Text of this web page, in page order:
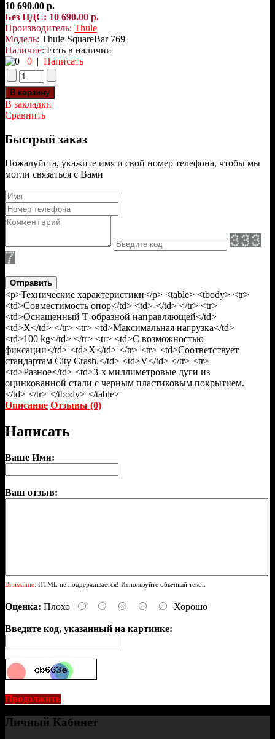
10 690.00 р.
Без НДС: 10 690.00 р.
Производитель: Thule
Модель: Thule SquareBar 769
Наличие: Есть в наличии
0 | Написать
В закладки
Сравнить
Быстрый заказ
Пожалуйста, укажите имя и свой номер телефона, чтобы мы
могли связаться с Вами
Отправить
<p>Технические характеристики</p> <table> <tbody> <tr>
<td>Совместимость опор</td> <td>-</td> </tr> <tr>
<td>Оснащенный Т-образной направляющей</td>
<td>X</td> </tr> <tr> <td>Максимальная нагрузка</td>
<td>100 kg</td> </tr> <tr> <td>С возможностью
фиксации</td> <td>X</td> </tr> <tr> <td>Соответствует
стандартам City Crash.</td> <td>V</td> </tr> <tr>
<td>Разное</td> <td>3-х миллиметровые дуги из
оцинкованной стали с черным пластиковым покрытием.
</td> </tr> </tbody> </table>
Описание Отзывы (0)
Написать
Ваше Имя:
Ваш отзыв:
Внимание: HTML не поддерживается! Используйте обычный текст.
Оценка: Плохо Хорошо
Введите код, указанный на картинке:
Продолжить
Личный Кабинет